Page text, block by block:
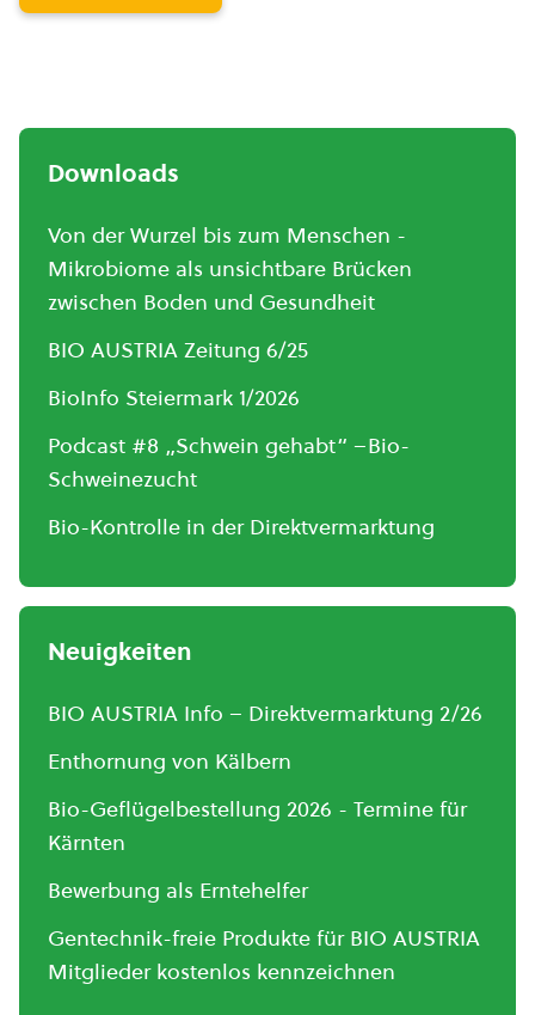
Downloads
Von der Wurzel bis zum Menschen -
Mikrobiome als unsichtbare Brücken
zwischen Boden und Gesundheit
BIO AUSTRIA Zeitung 6/25
BioInfo Steiermark 1/2026
Podcast #8 „Schwein gehabt“ –Bio-
Schweinezucht
Bio-Kontrolle in der Direktvermarktung
Neuigkeiten
BIO AUSTRIA Info – Direktvermarktung 2/26
Enthornung von Kälbern
Bio-Geflügelbestellung 2026 - Termine für
Kärnten
Bewerbung als Erntehelfer
Gentechnik-freie Produkte für BIO AUSTRIA
Mitglieder kostenlos kennzeichnen